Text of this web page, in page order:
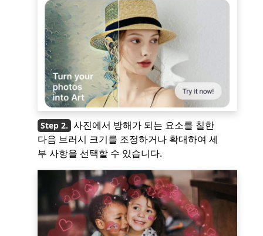
사진에서 방해가 되는 요소를 칠한
다음 브러시 크기를 조정하거나 확대하여 세
부 사항을 선택할 수 있습니다.